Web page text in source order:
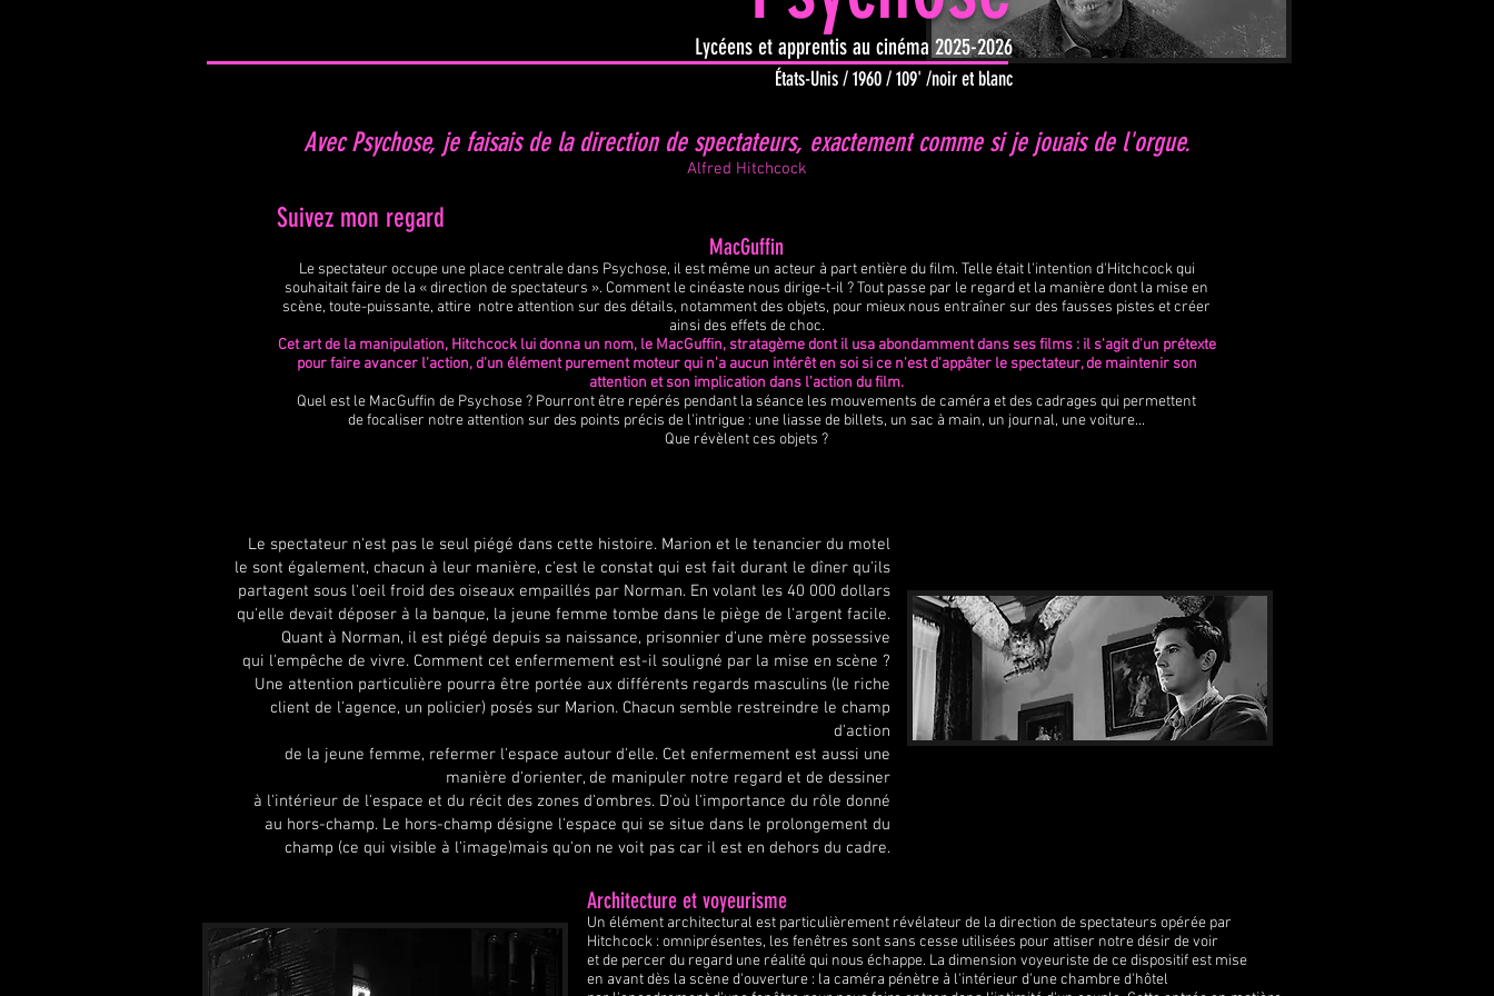
États-Unis / 1960 / 109' /noir et blanc
Lycéens et apprentis au cinéma 2025-2026
Avec Psychose, je faisais de la direction de spectateurs, exactement comme si je jouais de l'orgue.
Alfred Hitchcock
Suivez mon regard
MacGuffin
Le spectateur occupe une place centrale dans Psychose, il est même un acteur à part entière du film. Telle était l'intention d'Hitchcock qui
souhaitait faire de la « direction de spectateurs ». Comment le cinéaste nous dirige-t-il ? Tout passe par le regard et la manière dont la mise en
scène, toute-puissante, attire notre attention sur des détails, notamment des objets, pour mieux nous entraîner sur des fausses pistes et créer
ainsi des effets de choc.
Cet art de la manipulation, Hitchcock lui donna un nom, le MacGuffin, stratagème dont il usa abondamment dans ses films : il s'agit d'un prétexte
pour faire avancer l'action, d'un élément purement moteur qui n'a aucun intérêt en soi si ce n'est d'appâter le spectateur, de maintenir son
attention et son implication dans l'action du film.
Quel est le MacGuffin de Psychose ? Pourront être repérés pendant la séance les mouvements de caméra et des cadrages qui permettent
de focaliser notre attention sur des points précis de l'intrigue : une liasse de billets, un sac à main, un journal, une voiture...
Que révèlent ces objets ?
Le spectateur n'est pas le seul piégé dans cette histoire. Marion et le tenancier du motel
le sont également, chacun à leur manière, c'est le constat qui est fait durant le dîner qu'ils
partagent sous l'oeil froid des oiseaux empaillés par Norman. En volant les 40 000 dollars
qu'elle devait déposer à la banque, la jeune femme tombe dans le piège de l'argent facile.
Quant à Norman, il est piégé depuis sa naissance, prisonnier d'une mère possessive
qui l'empêche de vivre. Comment cet enfermement est-il souligné par la mise en scène ?
Une attention particulière pourra être portée aux différents regards masculins (le riche
client de l'agence, un policier) posés sur Marion. Chacun semble restreindre le champ
d'action
de la jeune femme, refermer l'espace autour d'elle. Cet enfermement est aussi une
manière d'orienter, de manipuler notre regard et de dessiner
à l'intérieur de l'espace et du récit des zones d'ombres. D'où l'importance du rôle donné
au hors-champ. Le hors-champ désigne l'espace qui se situe dans le prolongement du
champ (ce qui visible à l'image)mais qu'on ne voit pas car il est en dehors du cadre.
Architecture et voyeurisme
Un élément architectural est particulièrement révélateur de la direction de spectateurs opérée par
Hitchcock : omniprésentes, les fenêtres sont sans cesse utilisées pour attiser notre désir de voir
et de percer du regard une réalité qui nous échappe. La dimension voyeuriste de ce dispositif est mise
en avant dès la scène d'ouverture : la caméra pénètre à l'intérieur d'une chambre d'hôtel